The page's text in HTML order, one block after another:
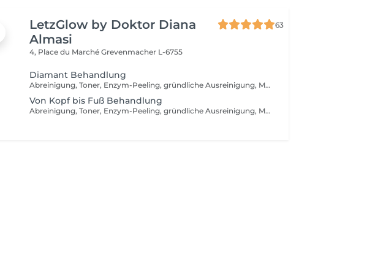
LetzGlow by Doktor Diana
Almasi
63
4, Place du MarchéGrevenmacher L-6755
Diamant Behandlung
Abreinigung, Toner, Enzym-Peeling, gründliche Ausreinigung, Massage, medizinische Wirkstoffeinschleusen mit Ultraschallgerät in den Gesichts- und Augenpartien, intensive Hautverjüngung mit V-TOX Maske + Infrabehandlung, Fuß- oder Armmassage, Vliesmaske, Abschlusspflege, Sonnenschutzcream
Von Kopf bis Fuß Behandlung
Abreinigung, Toner, Enzym-Peeling, gründliche Ausreinigung, Massage, medizinische Wirkstoffeinschleusen mit Ultraschallgerät, intensive Hautverjüngung mit V-TOX Maske + Infrabehandlung, Fuss- oder Armmassage, Vliesmaske, Abschlusspflege, Sonnenschutzcreme + Harmonische Seele Massage + Silver Pediküre Behandlung